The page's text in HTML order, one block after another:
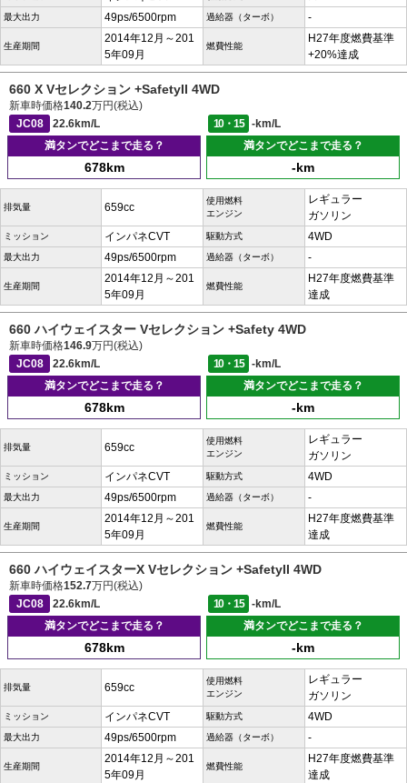
最大出力 49ps/6500rpm 過給器（ターボ） -
生産期間
2014年12月～201
5年09月
燃費性能
H27年度燃費基準
+20%達成
660 X Vセレクション +SafetyII 4WD
新車時価格140.2万円(税込)
JC08
22.6km/L 10・15
-km/L
満タンでどこまで走る？
678km
満タンでどこまで走る？
-km
排気量 659cc
使用燃料
エンジン
レギュラー
ガソリン
ミッション インパネCVT 駆動方式 4WD
最大出力 49ps/6500rpm 過給器（ターボ） -
生産期間
2014年12月～201
5年09月
燃費性能
H27年度燃費基準
達成
660 ハイウェイスター Vセレクション +Safety 4WD
新車時価格146.9万円(税込)
JC08
22.6km/L 10・15
-km/L
満タンでどこまで走る？
678km
満タンでどこまで走る？
-km
排気量 659cc
使用燃料
エンジン
レギュラー
ガソリン
ミッション インパネCVT 駆動方式 4WD
最大出力 49ps/6500rpm 過給器（ターボ） -
生産期間
2014年12月～201
5年09月
燃費性能
H27年度燃費基準
達成
660 ハイウェイスターX Vセレクション +SafetyII 4WD
新車時価格152.7万円(税込)
JC08
22.6km/L 10・15
-km/L
満タンでどこまで走る？
678km
満タンでどこまで走る？
-km
排気量 659cc
使用燃料
エンジン
レギュラー
ガソリン
ミッション インパネCVT 駆動方式 4WD
最大出力 49ps/6500rpm 過給器（ターボ） -
生産期間
2014年12月～201
5年09月
燃費性能
H27年度燃費基準
達成